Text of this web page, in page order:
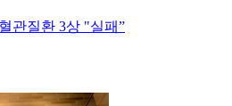
관질환 3상 "실패”